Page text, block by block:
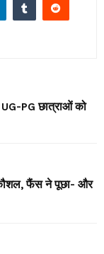
UG-PG छात्राओं को
फैंस ने पूछा- और